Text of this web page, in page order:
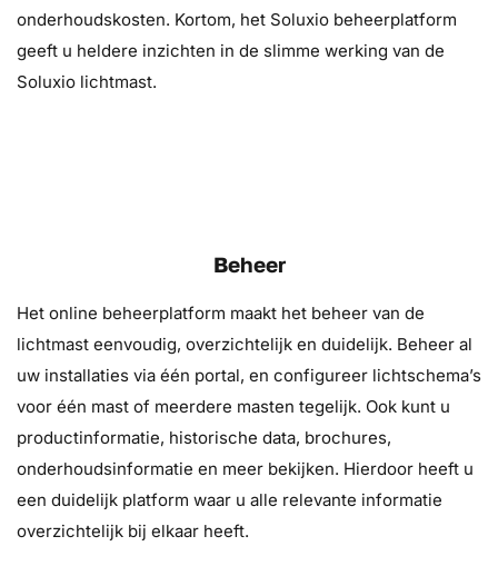
onderhoudskosten. Kortom, het Soluxio beheerplatform
geeft u heldere inzichten in de slimme werking van de
Soluxio lichtmast.
Beheer
Het online beheerplatform maakt het beheer van de
lichtmast eenvoudig, overzichtelijk en duidelijk. Beheer al
uw installaties via één portal, en configureer lichtschema’s
voor één mast of meerdere masten tegelijk. Ook kunt u
productinformatie, historische data, brochures,
onderhoudsinformatie en meer bekijken. Hierdoor heeft u
een duidelijk platform waar u alle relevante informatie
overzichtelijk bij elkaar heeft.